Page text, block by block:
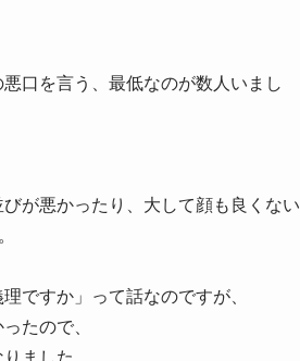
口を言う、最低なのが数人いまし
びが悪かったり、大して顔も良くない
理ですか 」って話なのですが、
たので、